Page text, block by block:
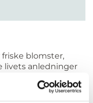
blomster,
livets anledninger
i Augustenborg